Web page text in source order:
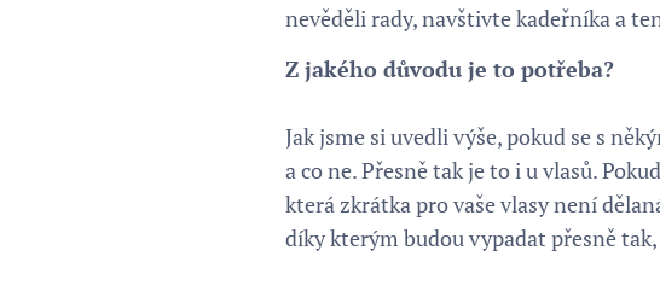
nevěděli rady, navštivte kadeřníka a
Z jakého důvodu je to potřeba?
Jak jsme si uvedli výše, pokud se s
a co ne. Přesně tak je to i u vlasů.
která zkrátka pro vaše vlasy není
díky kterým budou vypadat přesně